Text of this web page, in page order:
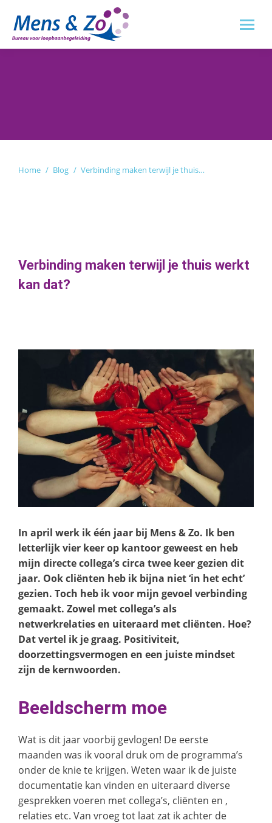
Home Blog Verbinding maken terwijl je thuis…
Verbinding maken terwijl je thuis werkt
kan dat?
In april werk ik één jaar bij Mens & Zo. Ik ben
letterlijk vier keer op kantoor geweest en heb
mijn directe collega’s circa twee keer gezien dit
jaar. Ook cliënten heb ik bijna niet ‘in het echt’
gezien. Toch heb ik voor mijn gevoel verbinding
gemaakt. Zowel met collega’s als
netwerkrelaties en uiteraard met cliënten. Hoe?
Dat vertel ik je graag. Positiviteit,
doorzettingsvermogen en een juiste mindset
zijn de kernwoorden.
Beeldscherm moe
Wat is dit jaar voorbij gevlogen! De eerste
maanden was ik vooral druk om de programma’s
onder de knie te krijgen. Weten waar ik de juiste
documentatie kan vinden en uiteraard diverse
gesprekken voeren met collega’s, cliënten en ,
relaties etc. Van vroeg tot laat zat ik achter de